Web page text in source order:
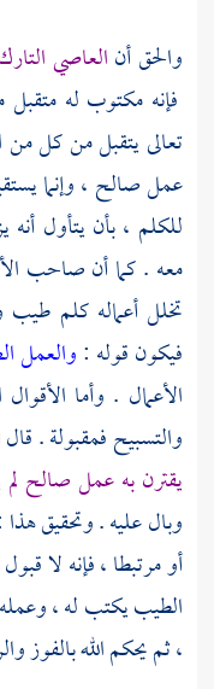
والحق أنالعاصي
فإنه مكتوب له متقبل
تعالى يتقبل من كل
عمل صالح ، وإنما
للكلم ، بأن يتأول
معه . كما أن صاحب
تخلل أعماله كلم طيب
فيكون قوله :والعمل
الأعمال . وأما
والتسبيح فمقبولة . قال
يقترن به عمل صالح لم
وبال عليه . وتحقيق
أو مرتبطا ، فإنه لا
الطيب يكتب له ، وعمله
، ثم يحكم الله بالفوز